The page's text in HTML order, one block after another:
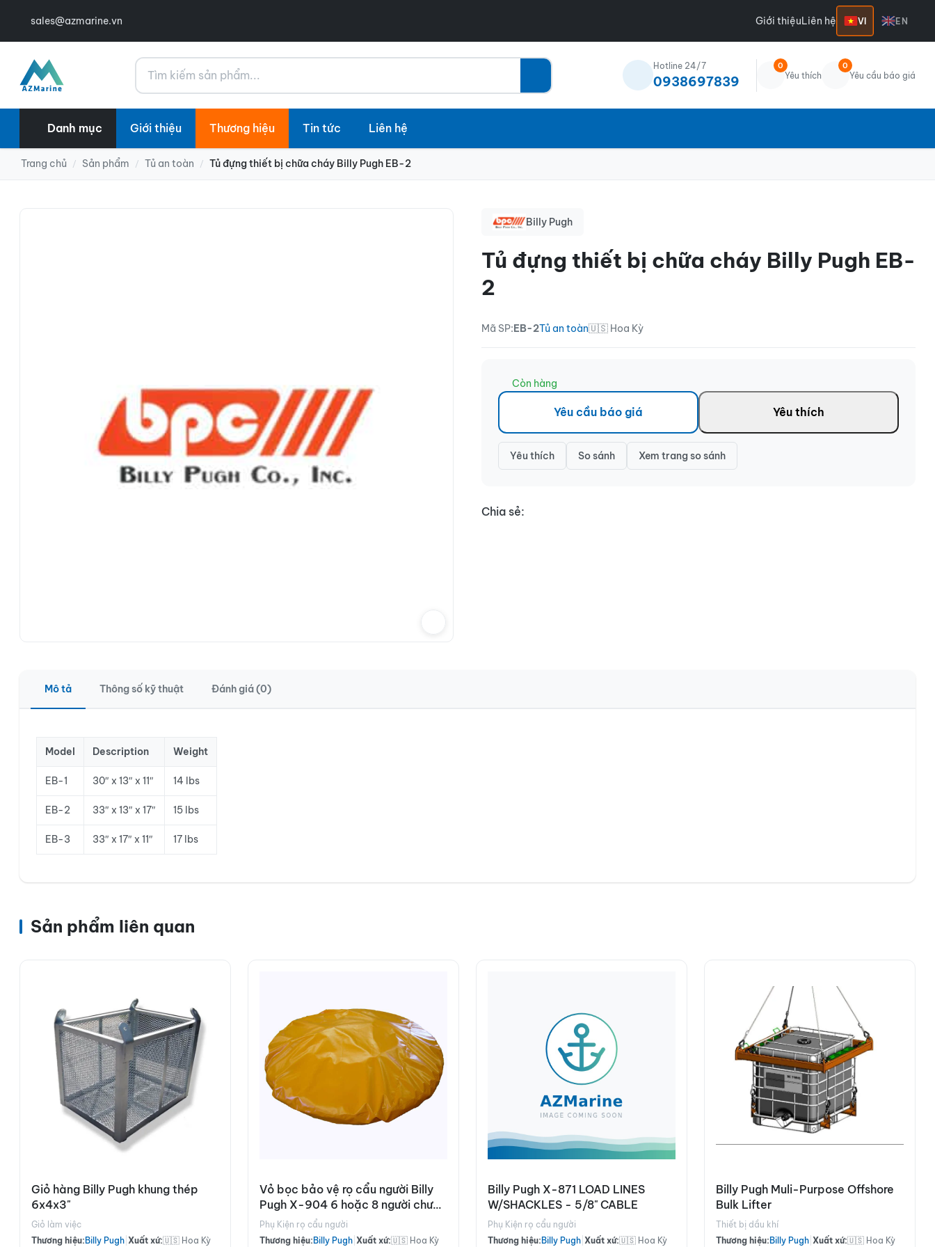
sales@azmarine.vn Giới thiệuLiên hệ VI EN
Tìm kiếm Hotline 24/7
0938697839
0
Yêu thích
0
Yêu cầu báo giá
Danh mục Giới thiệu Thương hiệu Tin tức Liên hệ
Trang chủ / Sản phẩm / Tủ an toàn / Tủ đựng thiết bị chữa cháy Billy Pugh EB-2
Billy Pugh
Tủ đựng thiết bị chữa cháy Billy Pugh EB-
2
Mã SP:EB-2Tủ an toàn🇺🇸 Hoa Kỳ
Còn hàng
Yêu cầu báo giá Yêu thích
Yêu thích So sánh Xem trang so sánh
Chia sẻ:
Mô tả Thông số kỹ thuật Đánh giá (0)
Model Description Weight
EB-1 30″ x 13″ x 11″ 14 lbs
EB-2 33″ x 13″ x 17″ 15 lbs
EB-3 33″ x 17″ x 11″ 17 lbs
Sản phẩm liên quan
Giỏ hàng Billy Pugh khung thép
6x4x3"
Giỏ làm việc
Thương hiệu: Billy Pugh Xuất xứ:🇺🇸 Hoa Kỳ
Vỏ bọc bảo vệ rọ cẩu người Billy
Pugh X-904 6 hoặc 8 người chưa
lắp đặt
Phụ Kiện rọ cẩu người
Thương hiệu: Billy Pugh Xuất xứ:🇺🇸 Hoa Kỳ
Billy Pugh X-871 LOAD LINES
W/SHACKLES - 5/8" CABLE
Phụ Kiện rọ cẩu người
Thương hiệu: Billy Pugh Xuất xứ:🇺🇸 Hoa Kỳ
Billy Pugh Muli-Purpose Offshore
Bulk Lifter
Thiết bị dầu khí
Thương hiệu: Billy Pugh Xuất xứ:🇺🇸 Hoa Kỳ